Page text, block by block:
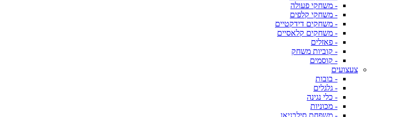
- משחקי פעולה
- משחקי קלפים
- משחקים דידקטיים
- משחקים קלאסיים
- פאזלים
- קוביות משחק
- קוסמים
צעצועים
- בובות
- גלגלים
- כלי נגינה
- מכוניות
- משפחת סילבניאן